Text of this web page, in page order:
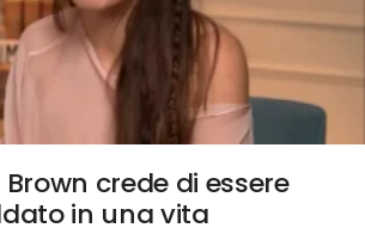
crede di essere
in una vita